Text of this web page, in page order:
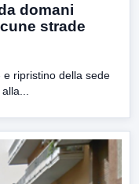
domani
strade
ripristino della sede